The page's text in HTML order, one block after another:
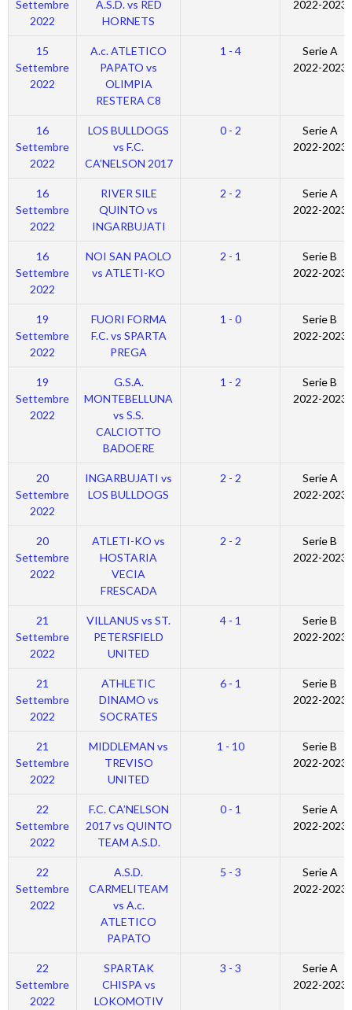
Settembre
2022
A.S.D. vs RED
HORNETS
2022-2023
15
Settembre
2022
A.c. ATLETICO
PAPATO vs
OLIMPIA
RESTERA C8
1 - 4
Serie A
2022-2023
16
Settembre
2022
LOS BULLDOGS
vs F.C.
CA’NELSON 2017
0 - 2
Serie A
2022-2023
16
Settembre
2022
RIVER SILE
QUINTO vs
INGARBUJATI
2 - 2
Serie A
2022-2023
16
Settembre
2022
NOI SAN PAOLO
vs ATLETI-KO
2 - 1
Serie B
2022-2023
19
Settembre
2022
FUORI FORMA
F.C. vs SPARTA
PREGA
1 - 0
Serie B
2022-2023
19
Settembre
2022
G.S.A.
MONTEBELLUNA
vs S.S.
CALCIOTTO
BADOERE
1 - 2
Serie B
2022-2023
20
Settembre
2022
INGARBUJATI vs
LOS BULLDOGS
2 - 2
Serie A
2022-2023
20
Settembre
2022
ATLETI-KO vs
HOSTARIA
VECIA
FRESCADA
2 - 2
Serie B
2022-2023
21
Settembre
2022
VILLANUS vs ST.
PETERSFIELD
UNITED
4 - 1
Serie B
2022-2023
21
Settembre
2022
ATHLETIC
DINAMO vs
SOCRATES
6 - 1
Serie B
2022-2023
21
Settembre
2022
MIDDLEMAN vs
TREVISO
UNITED
1 - 10
Serie B
2022-2023
22
Settembre
2022
F.C. CA’NELSON
2017 vs QUINTO
TEAM A.S.D.
0 - 1
Serie A
2022-2023
22
Settembre
2022
A.S.D.
CARMELITEAM
vs A.c.
ATLETICO
PAPATO
5 - 3
Serie A
2022-2023
22
Settembre
2022
SPARTAK
CHISPA vs
LOKOMOTIV
3 - 3
Serie A
2022-2023